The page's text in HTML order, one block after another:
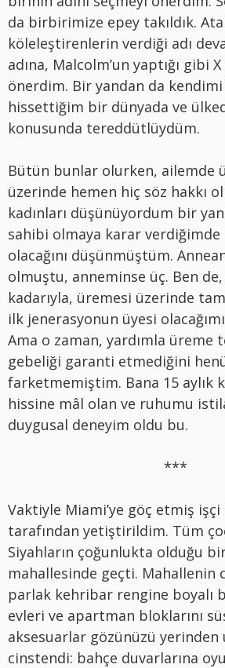
da birbirimize epey takıldık.
köleleştirenlerin verdiği adı
adına, Malcolm’un yaptığı gibi
önerdim. Bir yandan da
hissettiğim bir dünyada ve
konusunda tereddütlüydüm.
Bütün bunlar olurken, ailemde
üzerinde hemen hiç söz hakkı
kadınları düşünüyordum bir
sahibi olmaya karar
olacağını düşünmüştüm.
olmuştu, anneminse üç. Ben
kadarıyla, üremesi üzerinde
ilk jenerasyonun üyesi
Ama o zaman, yardımla üreme
gebeliği garanti etmediğini
farketmemiştim. Bana 15 aylık
hissine mâl olan ve ruhumu
duygusal deneyim oldu bu.
***
Vaktiyle Miami’ye göç etmiş işçi
tarafından yetiştirildim. Tüm
Siyahların çoğunlukta olduğu bir
mahallesinde geçti. Mahallenin
parlak kehribar rengine boyalı
evleri ve apartman bloklarını
aksesuarlar gözünüzü yerinden
cinstendi: bahçe duvarlarına